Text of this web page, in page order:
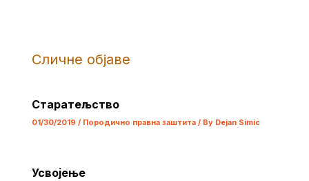
Сличне објаве
Старатељство
01/30/2019 / Породично правна заштита/ By Dejan Simic
Усвојење